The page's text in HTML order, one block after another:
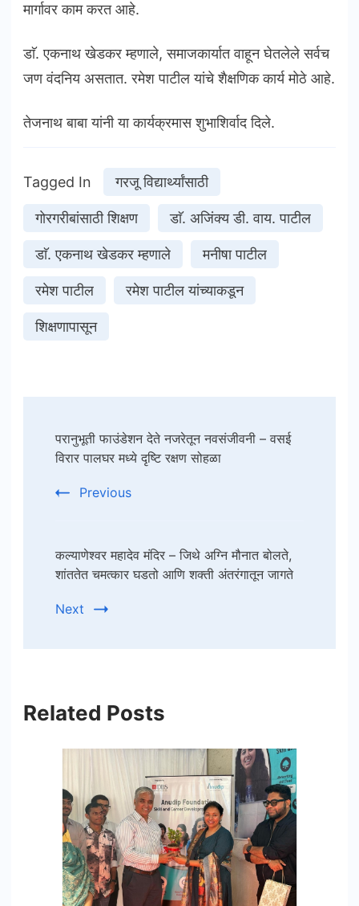
मार्गावर काम करत आहे.
डाॅ. एकनाथ खेडकर म्हणाले, समाजकार्यात वाहून घेतलेले सर्वच
जण वंदनिय असतात. रमेश पाटील यांचे शैक्षणिक कार्य माेठे आहे.
तेजनाथ बाबा यांनी या कार्यक्रमास शुभाशिर्वाद दिले.
Tagged In गरजू विद्यार्थ्यांसाठी
गाेरगरीबांसाठी शिक्षण डाॅ. अजिंक्य डी. वाय. पाटील
डाॅ. एकनाथ खेडकर म्हणाले मनीषा पाटील
रमेश पाटील रमेश पाटील यांच्याकडून
शिक्षणापासून
Navigation
परानुभूती फाउंडेशन देते नजरेतून नवसंजीवनी – वसई
विरार पालघर मध्ये दृष्टि रक्षण सोहळा
Previous
कल्याणेश्वर महादेव मंदिर – जिथे अग्नि मौनात बोलते,
शांततेत चमत्कार घडतो आणि शक्ती अंतरंगातून जागते
Next
Related Posts